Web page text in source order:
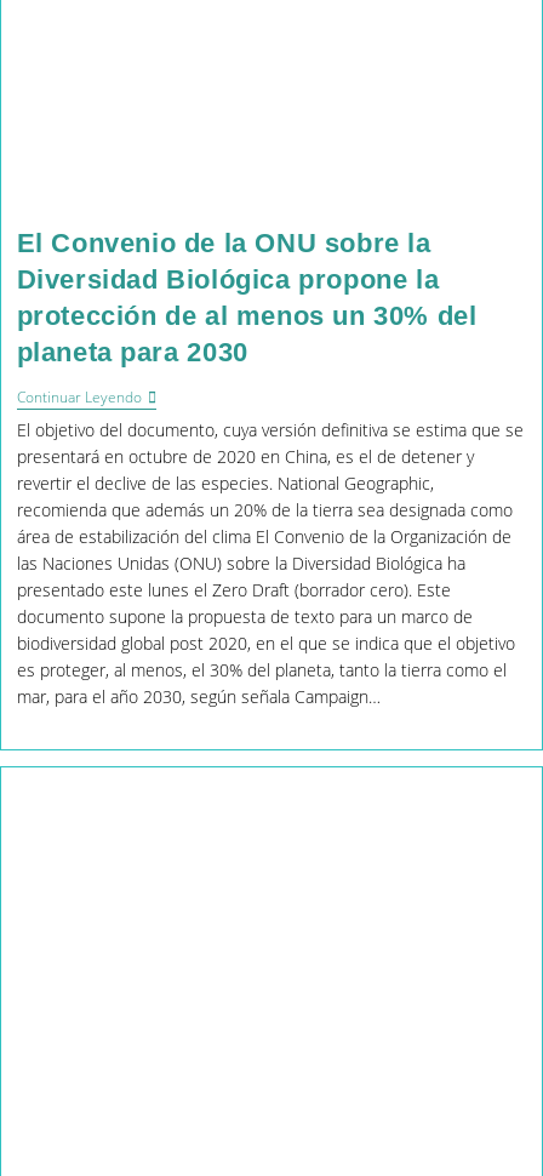
El Convenio de la ONU sobre la
Diversidad Biológica propone la
protección de al menos un 30% del
planeta para 2030
Continuar LeyendoEl
Convenio
De
La
ONU
Sobre
La
Diversidad
Biológica
Propone
La
Protección
De
Al
Menos
Un
30%
Planeta
Para
El objetivo del documento, cuya versión definitiva se estima que se
presentará en octubre de 2020 en China, es el de detener y
revertir el declive de las especies. National Geographic,
recomienda que además un 20% de la tierra sea designada como
área de estabilización del clima El Convenio de la Organización de
las Naciones Unidas (ONU) sobre la Diversidad Biológica ha
presentado este lunes el Zero Draft (borrador cero). Este
documento supone la propuesta de texto para un marco de
biodiversidad global post 2020, en el que se indica que el objetivo
es proteger, al menos, el 30% del planeta, tanto la tierra como el
mar, para el año 2030, según señala Campaign…